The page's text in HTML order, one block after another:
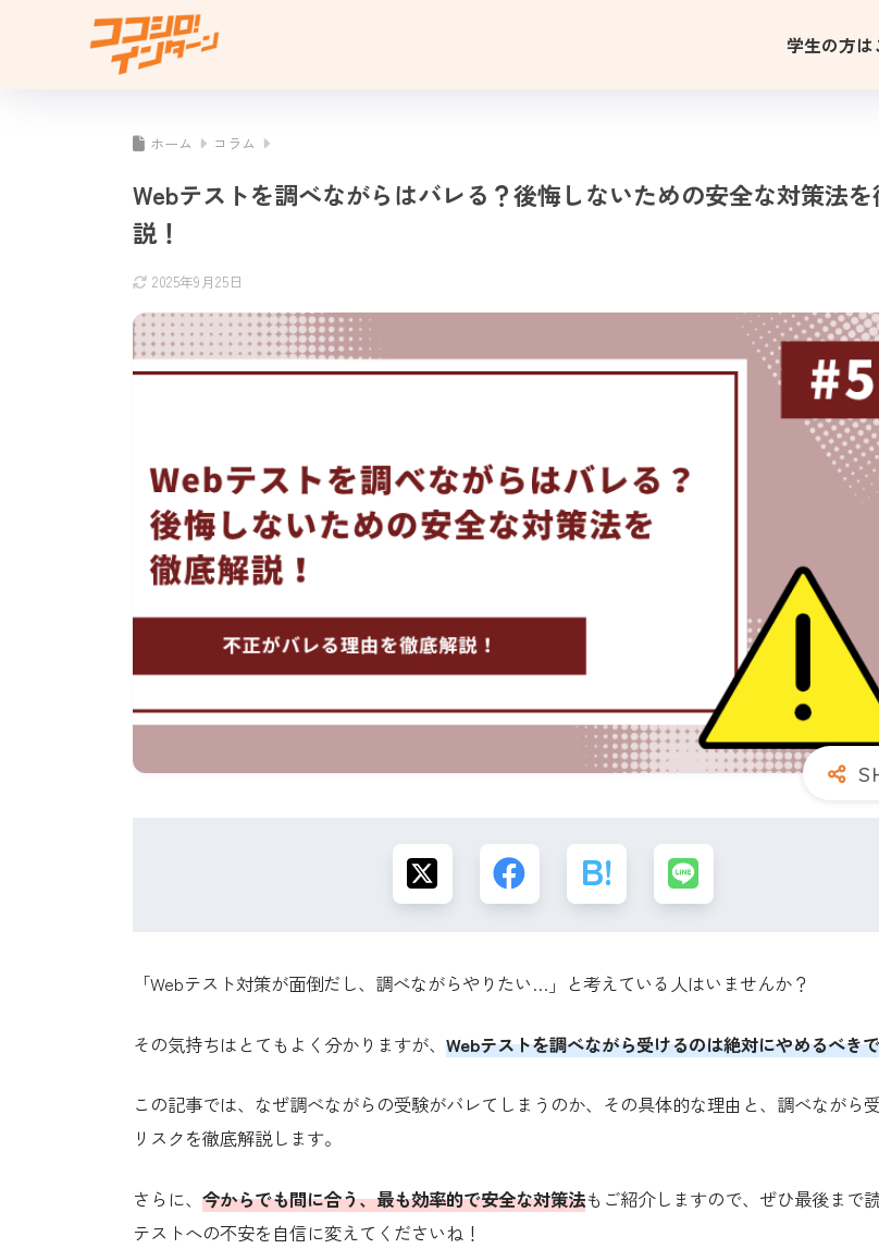
学生の方は
ホーム コラム
Webテストを調べながらはバレる？後悔しないための安全な対策法
説！
2025年9月25日
「Webテスト対策が面倒だし、調べながらやりたい…」と考えている人はいませんか？
その気持ちはとてもよく分かりますが、 Webテストを調べながら受けるのは絶対にやめるべき
この記事では、なぜ調べながらの受験がバレてしまうのか、その具体的な理由と、調べながら
リスクを徹底解説します。
さらに、 今からでも間に合う、最も効率的で安全な対策法もご紹介しますので、ぜひ最後まで
テストへの不安を自信に変えてくださいね！